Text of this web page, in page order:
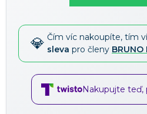
Čím víc nakoupíte, tím
sleva pro členy BRUNO
Nakupujte teď,